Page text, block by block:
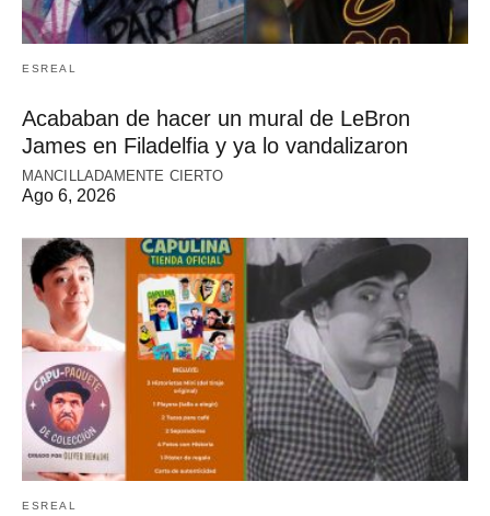
ESREAL
Acababan de hacer un mural de LeBron
James en Filadelfia y ya lo vandalizaron
MANCILLADAMENTE CIERTO
Ago 6, 2026
ESREAL